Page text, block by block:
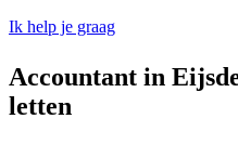
Ik help je graag
Accountant in
letten